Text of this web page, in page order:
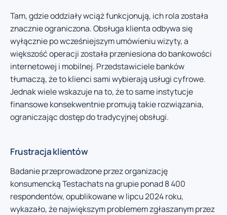
Tam, gdzie oddziały wciąż funkcjonują, ich rola została
znacznie ograniczona. Obsługa klienta odbywa się
wyłącznie po wcześniejszym umówieniu wizyty, a
większość operacji została przeniesiona do bankowości
internetowej i mobilnej. Przedstawiciele banków
tłumaczą, że to klienci sami wybierają usługi cyfrowe.
Jednak wiele wskazuje na to, że to same instytucje
finansowe konsekwentnie promują takie rozwiązania,
ograniczając dostęp do tradycyjnej obsługi.
Frustracja klientów
Badanie przeprowadzone przez organizację
konsumencką Testachats na grupie ponad 8 400
respondentów, opublikowane w lipcu 2024 roku,
wykazało, że największym problemem zgłaszanym przez